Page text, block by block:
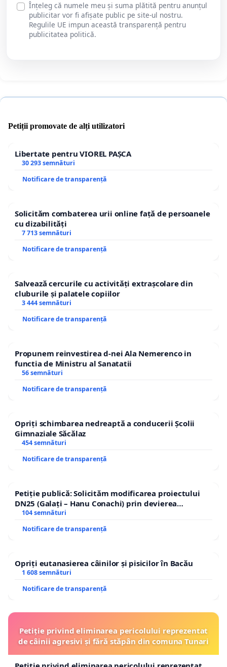
Înțeleg că numele meu și suma plătită pentru anunțul
publicitar vor fi afișate public pe site-ul nostru.
Regulile UE impun această transparență pentru
publicitatea politică.
Petiții promovate de alți utilizatori
Libertate pentru VIOREL PAȘCA
30 293 semnături
Notificare de transparență
Solicităm combaterea urii online față de persoanele
cu dizabilități
7 713 semnături
Notificare de transparență
Salvează cercurile cu activități extrașcolare din
cluburile și palatele copiilor
3 444 semnături
Notificare de transparență
Propunem reinvestirea d-nei Ala Nemerenco in
functia de Ministru al Sanatatii
56 semnături
Notificare de transparență
Opriți schimbarea nedreaptă a conducerii Școlii
Gimnaziale Săcălaz
454 semnături
Notificare de transparență
Petiție publică: Solicităm modificarea proiectului
DN25 (Galați – Hanu Conachi) prin devierea
traseului în afara localităților!
104 semnături
Notificare de transparență
Opriți eutanasierea câinilor și pisicilor în Bacău
1 608 semnături
Notificare de transparență
Petiție privind eliminarea pericolului reprezentat
de câinii agresivi și fără stăpân din comuna Tunari